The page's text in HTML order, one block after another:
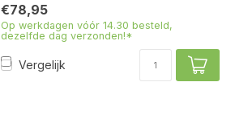
€78,95
Op werkdagen vóór 14.30 besteld,
dezelfde dag verzonden!*
Vergelijk